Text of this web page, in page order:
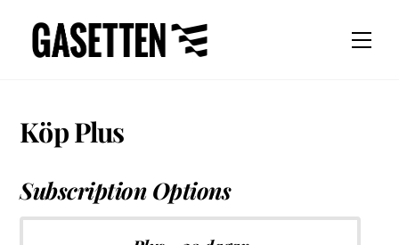
content
Köp Plus
Subscription Options